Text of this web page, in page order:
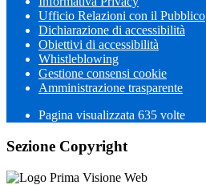
Ufficio Relazioni con il Pubblico
Dichiarazione di accessibilità
Obiettivi di accessibilità
Whistleblowing
Gestione consensi cookie
Amministrazione trasparente
Pagina visualizzata 635 volte
Sezione Copyright